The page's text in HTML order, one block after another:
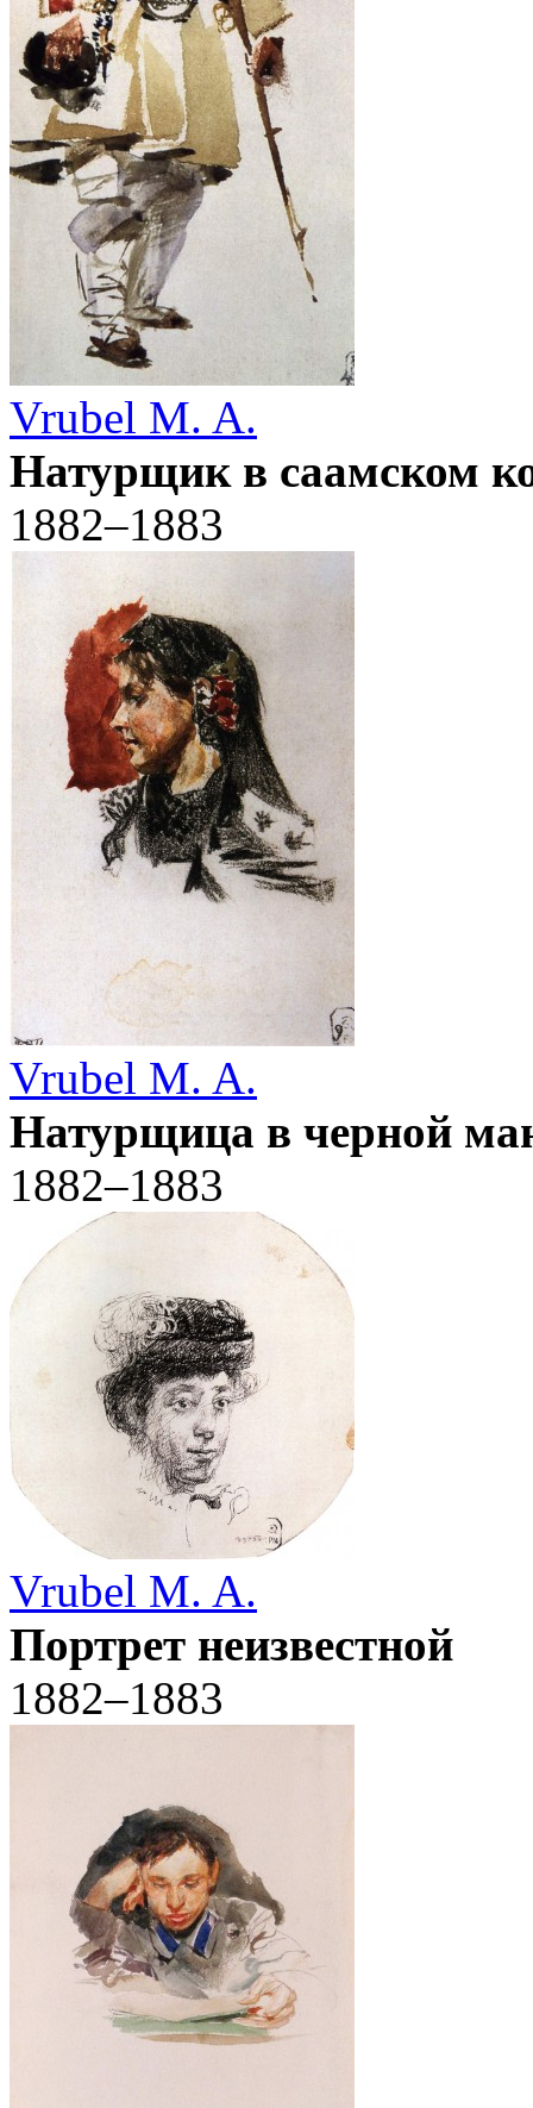
Vrubel M. A.
Натурщик в саамском
1882–1883
Vrubel M. A.
Натурщица в черной
1882–1883
Vrubel M. A.
Портрет неизвестной
1882–1883